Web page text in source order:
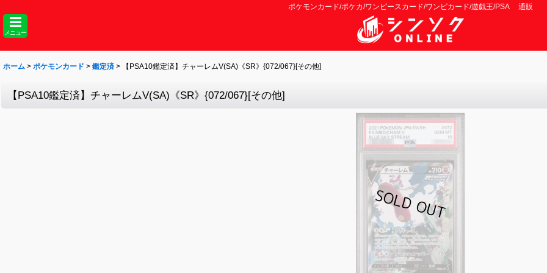
ポケモンカード/ポケカ/ワンピースカード/ワンピカード/遊戯王/PSA 通販
メニュー
ホーム > ポケモンカード > 鑑定済 > 【PSA10鑑定済】チャーレムV(SA)《SR》{072/067}[その他]
【PSA10鑑定済】チャーレムV(SA)《SR》{072/067}[その他]